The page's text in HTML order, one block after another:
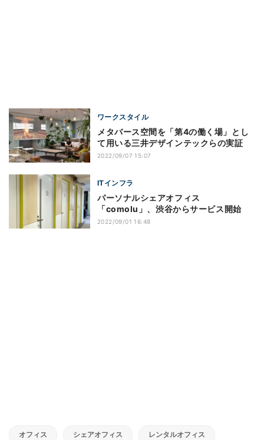
ワークスタイル
メタバース空間を「第4の働く場」とし
て用いる三井デザインテックらの実証
2022/09/07 15:07
ITインフラ
パーソナルシェアオフィス
「comolu」、渋谷からサービス開始
2022/09/01 16:48
オフィス シェアオフィス レンタルオフィス